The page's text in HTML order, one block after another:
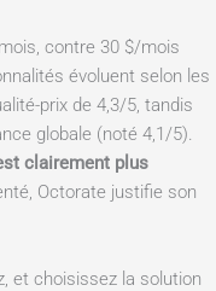
contre 30 $/mois
évoluent selon les
prix de 4,3/5, tandis
globale (noté 4,1/5).
clairement plus
Octorate justifie son
et choisissez la solution